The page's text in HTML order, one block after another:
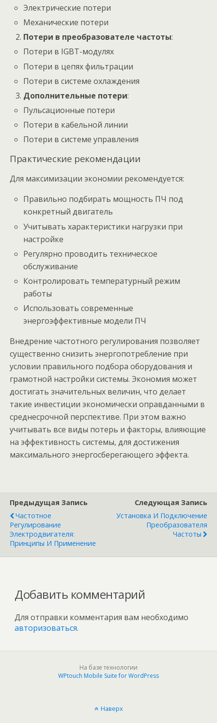
Электрические потери
Механические потери
Потери в преобразователе частоты:
Потери в IGBT-модулях
Потери в цепях фильтрации
Потери в системе охлаждения
Дополнительные потери:
Пульсационные потери
Потери в кабельной линии
Потери в системе управления
Практические рекомендации
Для максимизации экономии рекомендуется:
Правильно подбирать мощность ПЧ под
конкретный двигатель
Учитывать характеристики нагрузки при
настройке
Регулярно проводить техническое
обслуживание
Контролировать температурный режим
работы
Использовать современные
энергоэффективные модели ПЧ
Внедрение частотного регулирования позволяет
существенно снизить энергопотребление при
условии правильного подбора оборудования и
грамотной настройки системы. Экономия может
достигать значительных величин, что делает
такие инвестиции экономически оправданными в
среднесрочной перспективе. При этом важно
учитывать все виды потерь и факторы, влияющие
на эффективность системы, для достижения
максимального энергосберегающего эффекта.
Предыдущая Запись
Частотное
Регулирование
Электродвигателя:
Принципы И Применение
Следующая Запись
Установка И Подключение
Преобразователя
Частоты
Добавить комментарий
Для отправки комментария вам необходимо
авторизоваться.
На базе технологии
WPtouch Mobile Suite for WordPress
Наверх